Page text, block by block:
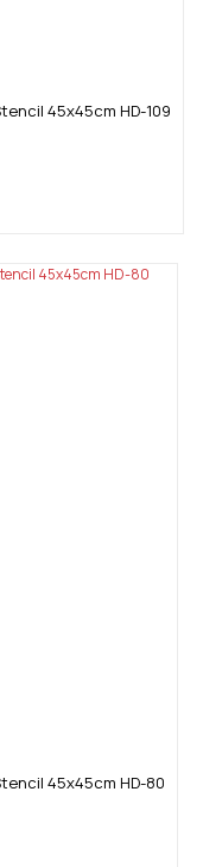
45x45cm HD-109
45x45cm HD-80